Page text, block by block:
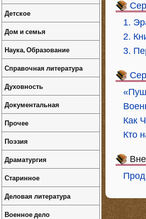
1.
2.
3.
Как
Кто
Детское
Дом и семья
Наука, Образование
Справочная литература
Духовность
Документальная
Прочее
Поэзия
Драматургия
Старинное
Деловая литература
Военное дело